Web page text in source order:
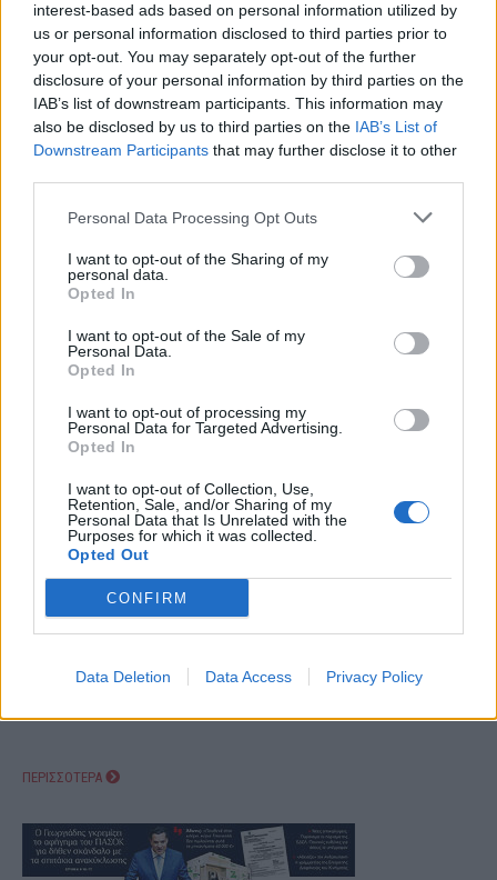
interest-based ads based on personal information utilized by
us or personal information disclosed to third parties prior to
your opt-out. You may separately opt-out of the further
disclosure of your personal information by third parties on the
IAB’s list of downstream participants. This information may
also be disclosed by us to third parties on the IAB’s List of
Downstream Participants that may further disclose it to other
Personal Data Processing Opt Outs
I want to opt-out of the Sharing of my
personal data.
Opted In
I want to opt-out of the Sale of my
Personal Data.
Opted In
I want to opt-out of processing my
Personal Data for Targeted Advertising.
Opted In
I want to opt-out of Collection, Use,
Retention, Sale, and/or Sharing of my
Personal Data that Is Unrelated with the
Purposes for which it was collected.
Opted Out
CONFIRM
Data Deletion Data Access Privacy Policy
ΘΡΑΚΙΚΗ ΑΓΟΡΑ : 30 ΙΟΥΛΙΟΥ 2026
ΠΕΡΙΣΣΟΤΕΡΑ